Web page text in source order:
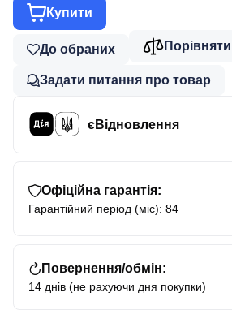
Купити
До обраних Порівняти
Задати питання про товар
єВідновлення
Офіційна гарантія:
Гарантійний період (міс): 84
Повернення/обмін:
14 днів (не рахуючи дня покупки)